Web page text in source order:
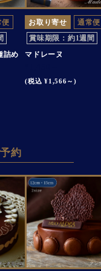
便
詰め
お取り寄せ
通常便
賞味期限：約1週間
マドレーヌ
(税込 ¥1,566～)
約